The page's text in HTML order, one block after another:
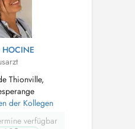
Thionville,
der Kollegen
verfügbar